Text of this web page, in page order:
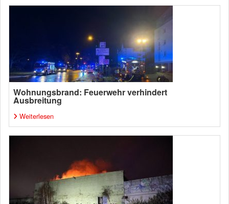
Wohnungsbrand: Feuerwehr verhindert
Ausbreitung
Weiterlesen